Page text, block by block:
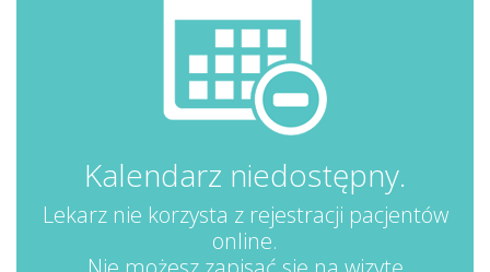
Kalendarz niedostępny.
Lekarz nie korzysta z rejestracji pacjentów
online.